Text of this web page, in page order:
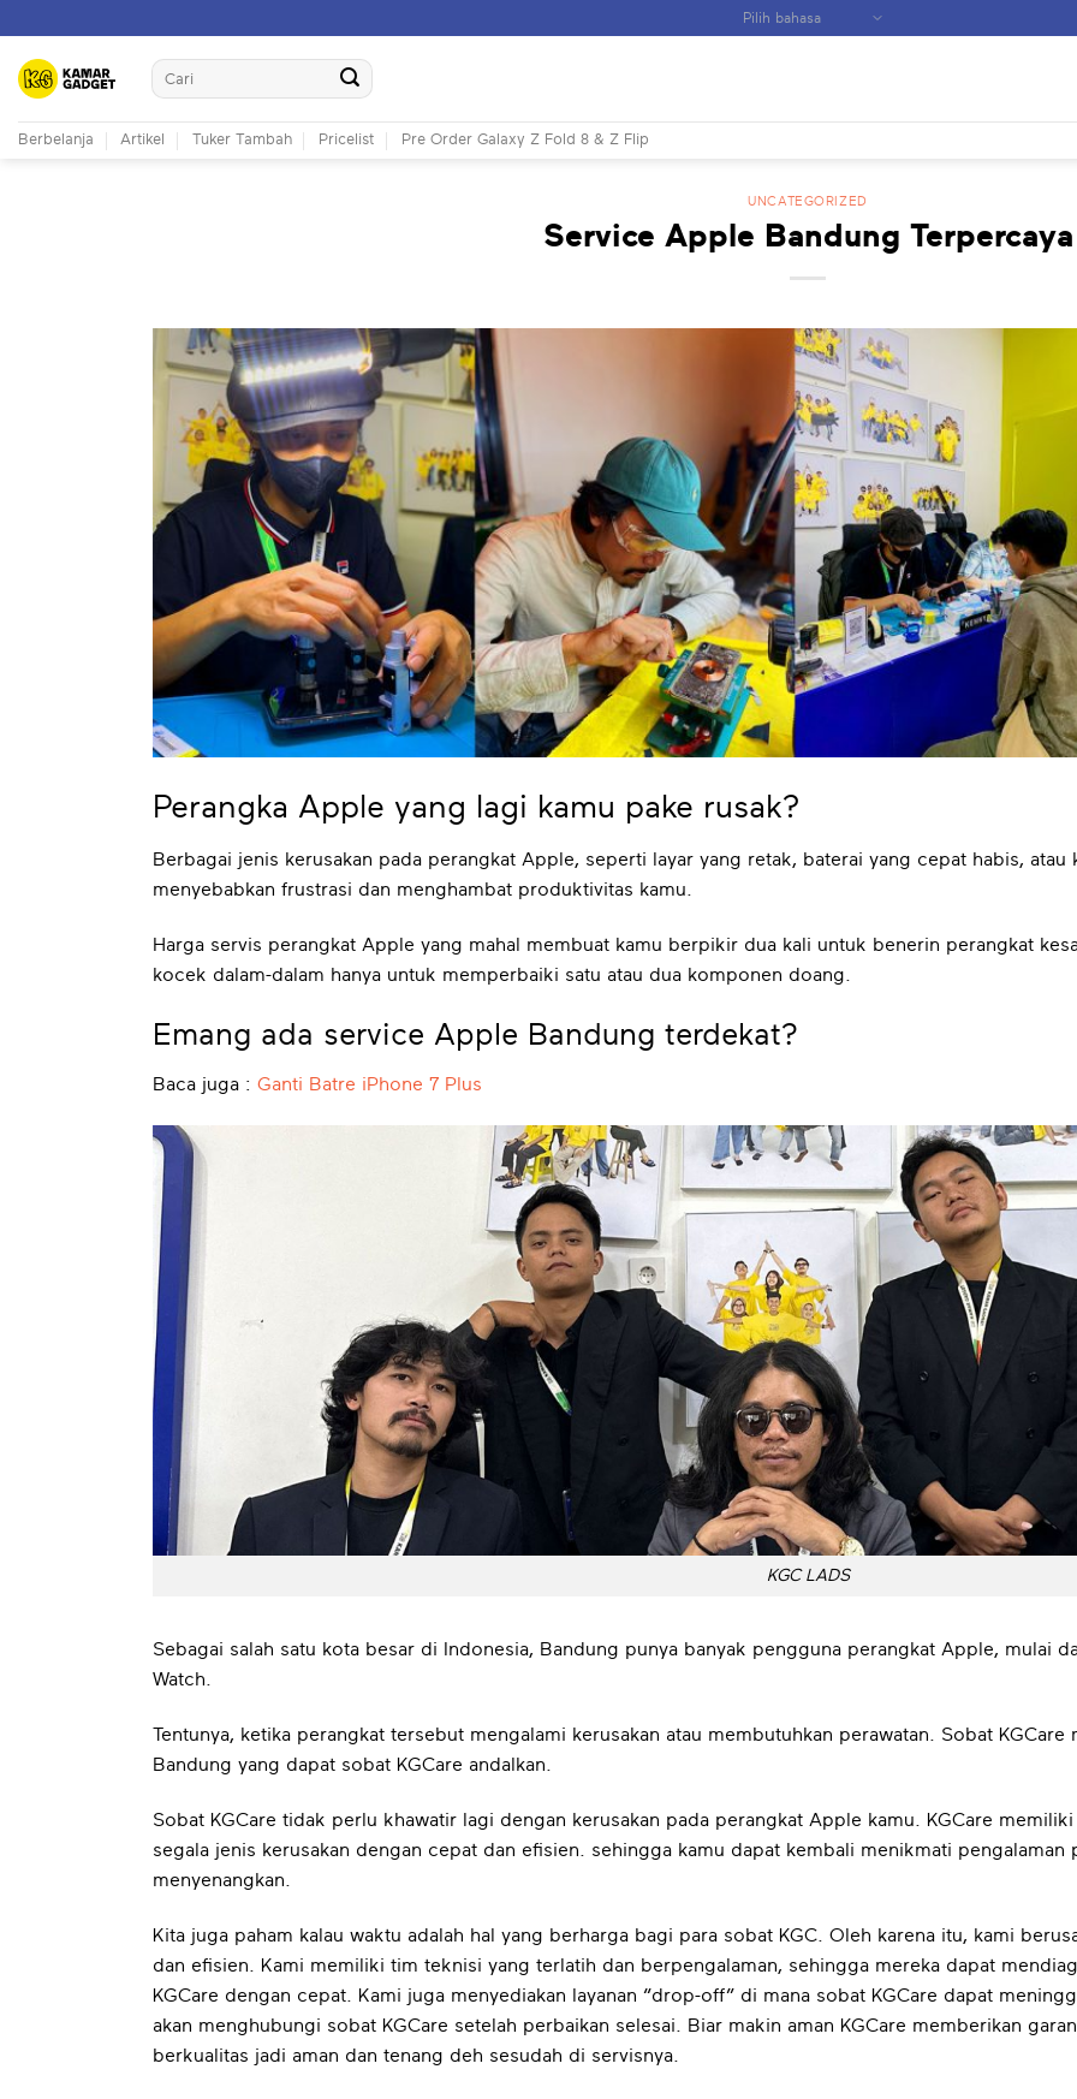
content
Search
for:
Berbelanja Artikel Tuker Tambah Pricelist Pre Order Galaxy Z Fold 8 & Z Flip
UNCATEGORIZED
Service Apple Bandung Terpercaya
Perangka Apple yang lagi kamu pake rusak?
Berbagai jenis kerusakan pada perangkat Apple, seperti layar yang retak, baterai yang cepat habis,
menyebabkan frustrasi dan menghambat produktivitas kamu.
Harga servis perangkat Apple yang mahal membuat kamu berpikir dua kali untuk benerin perangkat
kocek dalam-dalam hanya untuk memperbaiki satu atau dua komponen doang.
Emang ada service Apple Bandung terdekat?
Baca juga : Ganti Batre iPhone 7 Plus
KGC LADS
Sebagai salah satu kota besar di Indonesia, Bandung punya banyak pengguna perangkat Apple, mulai
Watch.
Tentunya, ketika perangkat tersebut mengalami kerusakan atau membutuhkan perawatan. Sobat
Bandung yang dapat sobat KGCare andalkan.
Sobat KGCare tidak perlu khawatir lagi dengan kerusakan pada perangkat Apple kamu. KGCare
segala jenis kerusakan dengan cepat dan efisien. sehingga kamu dapat kembali menikmati pengalaman
menyenangkan.
Kita juga paham kalau waktu adalah hal yang berharga bagi para sobat KGC. Oleh karena itu, kami
dan efisien. Kami memiliki tim teknisi yang terlatih dan berpengalaman, sehingga mereka dapat
KGCare dengan cepat. Kami juga menyediakan layanan “drop-off” di mana sobat KGCare dapat
akan menghubungi sobat KGCare setelah perbaikan selesai. Biar makin aman KGCare memberikan
berkualitas jadi aman dan tenang deh sesudah di servisnya.